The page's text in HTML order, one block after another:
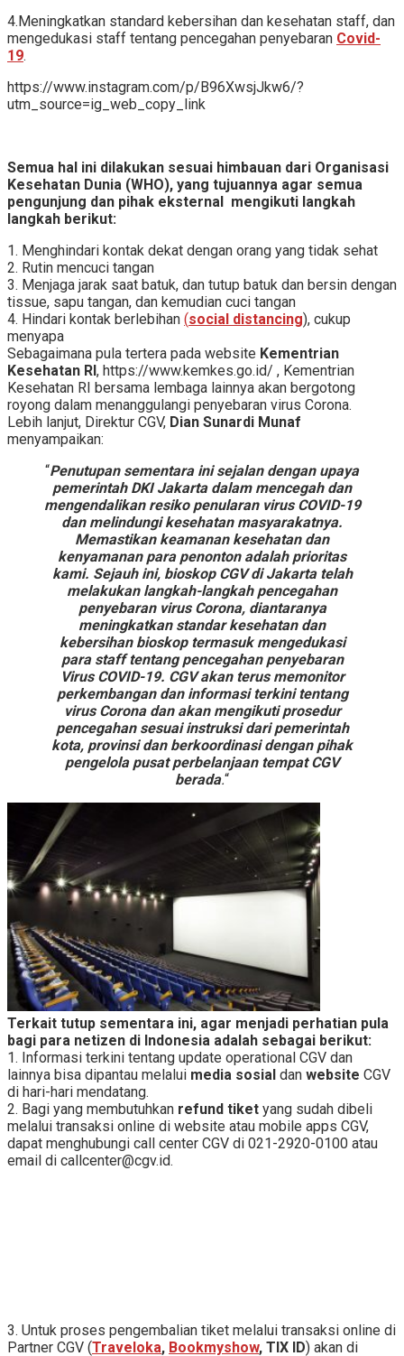
4.Meningkatkan standard kebersihan dan kesehatan staff, dan
mengedukasi staff tentang pencegahan penyebaran Covid-
19.
https://www.instagram.com/p/B96XwsjJkw6/?
utm_source=ig_web_copy_link
Semua hal ini dilakukan sesuai himbauan dari Organisasi
Kesehatan Dunia (WHO), yang tujuannya agar semua
pengunjung dan pihak eksternal mengikuti langkah
langkah berikut:
1. Menghindari kontak dekat dengan orang yang tidak sehat
2. Rutin mencuci tangan
3. Menjaga jarak saat batuk, dan tutup batuk dan bersin dengan
tissue, sapu tangan, dan kemudian cuci tangan
4. Hindari kontak berlebihan (social distancing), cukup
menyapa
Sebagaimana pula tertera pada website Kementrian
Kesehatan RI, https://www.kemkes.go.id/ , Kementrian
Kesehatan RI bersama lembaga lainnya akan bergotong
royong dalam menanggulangi penyebaran virus Corona.
Lebih lanjut, Direktur CGV, Dian Sunardi Munaf
menyampaikan:
“Penutupan sementara ini sejalan dengan upaya
pemerintah DKI Jakarta dalam mencegah dan
mengendalikan resiko penularan virus COVID-19
dan melindungi kesehatan masyarakatnya.
Memastikan keamanan kesehatan dan
kenyamanan para penonton adalah prioritas
kami. Sejauh ini, bioskop CGV di Jakarta telah
melakukan langkah-langkah pencegahan
penyebaran virus Corona, diantaranya
meningkatkan standar kesehatan dan
kebersihan bioskop termasuk mengedukasi
para staff tentang pencegahan penyebaran
Virus COVID-19. CGV akan terus memonitor
perkembangan dan informasi terkini tentang
virus Corona dan akan mengikuti prosedur
pencegahan sesuai instruksi dari pemerintah
kota, provinsi dan berkoordinasi dengan pihak
pengelola pusat perbelanjaan tempat CGV
berada.“
Terkait tutup sementara ini, agar menjadi perhatian pula
bagi para netizen di Indonesia adalah sebagai berikut:
1. Informasi terkini tentang update operational CGV dan
lainnya bisa dipantau melalui media sosial dan website CGV
di hari-hari mendatang.
2. Bagi yang membutuhkan refund tiket yang sudah dibeli
melalui transaksi online di website atau mobile apps CGV,
dapat menghubungi call center CGV di 021-2920-0100 atau
email di callcenter@cgv.id.
3. Untuk proses pengembalian tiket melalui transaksi online di
Partner CGV (Traveloka, Bookmyshow, TIX ID) akan di